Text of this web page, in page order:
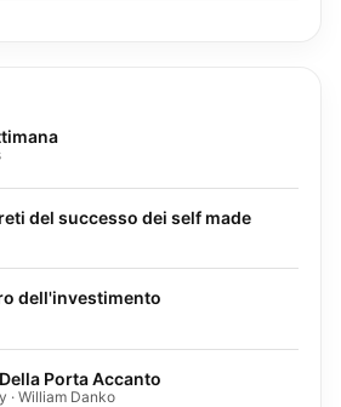
del successo dei self made
dell'investimento
Porta Accanto
· William Danko